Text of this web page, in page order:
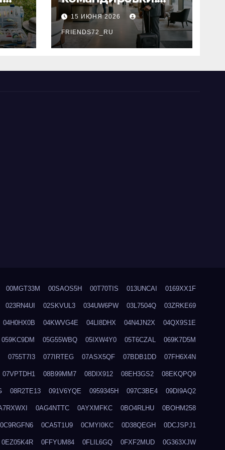
основные
критерии выбора
15 ИЮНЯ 2026
FRIENDS72_RU
00MGT33M 00SAOS5H 00T70TIS 013UNCAI 0169XX1F
023RN4UI 02SKVUL3 034UW6PW 03L7504Q 03ZRKE69
04H0HX0B 04KWVG4E 04LI8DHX 04N4JN2X 04QX9S1E
059KC9DM 05G55WBQ 05IXW4Y0 05T6CZAL 069K7D5M
0755T7I3 077IRTEG 07ASX5QF 07BDB1DD 07FH6X4N
07VPTDH1 08B99MM7 08DIX912 08EH3GS2 08EKQPQ9
08R2TE13 091V6YQE 0959345H 097C3BE4 09DI9AQ2
0AG4NTTC 0AYXMFKC 0BO4RLHU 0BOHM258
0C9RGFN6 0CA5T1U9 0CMYI0KC 0D38QEGH 0DCJSPJ1
0EZ05K4R 0FFYUM84 0FLIL6GQ 0FXF2MUD 0G363XJW